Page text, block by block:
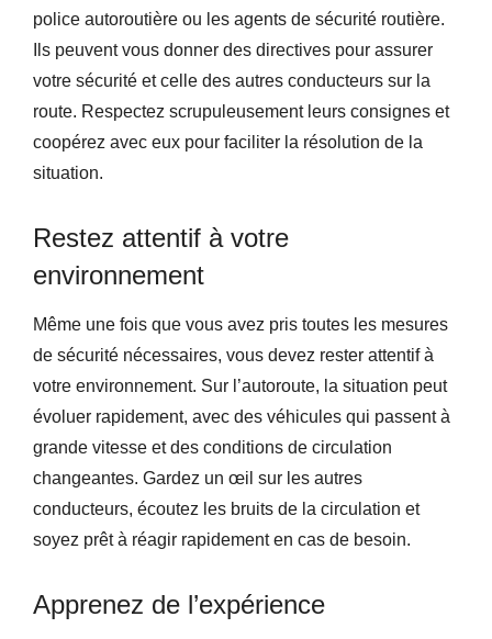
police autoroutière ou les agents de sécurité routière.
Ils peuvent vous donner des directives pour assurer
votre sécurité et celle des autres conducteurs sur la
route. Respectez scrupuleusement leurs consignes et
coopérez avec eux pour faciliter la résolution de la
situation.
Restez attentif à votre
environnement
Même une fois que vous avez pris toutes les mesures
de sécurité nécessaires, vous devez rester attentif à
votre environnement. Sur l’autoroute, la situation peut
évoluer rapidement, avec des véhicules qui passent à
grande vitesse et des conditions de circulation
changeantes. Gardez un œil sur les autres
conducteurs, écoutez les bruits de la circulation et
soyez prêt à réagir rapidement en cas de besoin.
Apprenez de l’expérience